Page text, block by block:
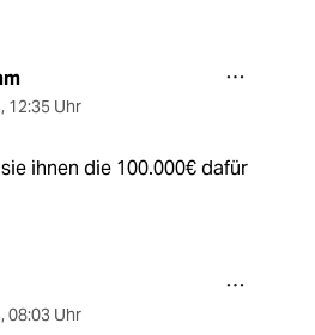
, 12:35 Uhr
ihnen die 100.000€ dafür
, 08:03 Uhr